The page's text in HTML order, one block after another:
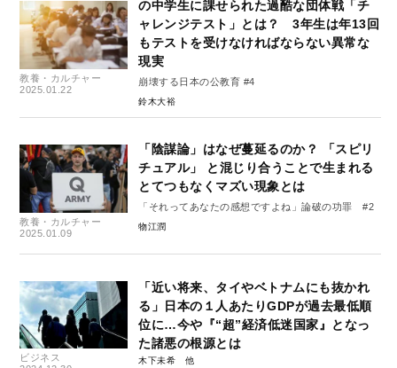
教養・カルチャー
2025.01.22
の中学生に課せられた過酷な団体戦「チ
ャレンジテスト」とは？ 3年生は年13回
もテストを受けなければならない異常な
現実
崩壊する日本の公教育 #4
鈴木大裕
教養・カルチャー
2025.01.09
「陰謀論」はなぜ蔓延るのか？ 「スピリ
チュアル」 と混じり合うことで生まれる
とてつもなくマズい現象とは
「それってあなたの感想ですよね」論破の功罪 #2
物江潤
ビジネス
「近い将来、タイやベトナムにも抜かれ
る」日本の１人あたりGDPが過去最低順
位に…今や『“超”経済低迷国家』となっ
た諸悪の根源とは
木下未希